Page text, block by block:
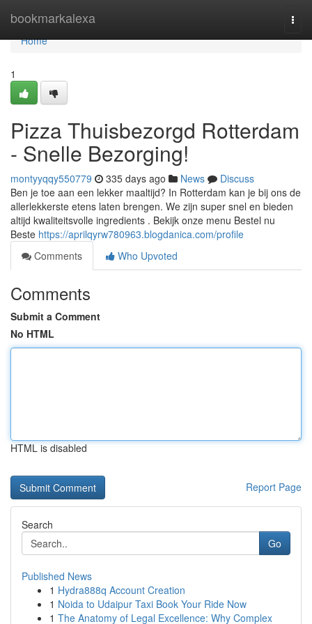
bookmarkalexa
Home
Home
1
Pizza Thuisbezorgd Rotterdam
- Snelle Bezorging!
montyyqqy550779 335 days ago News
Discuss
Ben je toe aan een lekker maaltijd? In Rotterdam kan je bij ons de
allerlekkerste etens laten brengen. We zijn super snel en bieden
altijd kwaliteitsvolle ingredients . Bekijk onze menu Bestel nu
Beste https://aprilqyrw780963.blogdanica.com/profile
Comments
Who Upvoted
Comments
Submit a Comment
No HTML
HTML is disabled
Report Page
Search
Go
Published News
1 Hydra888q Account Creation
1 Noida to Udaipur Taxi Book Your Ride Now
1 The Anatomy of Legal Excellence: Why Complex